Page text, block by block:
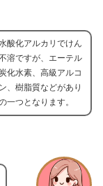
酸化アルカリでけん
溶ですが、エーテル
化水素、高級アルコ
、樹脂質などがあり
一つとなります。